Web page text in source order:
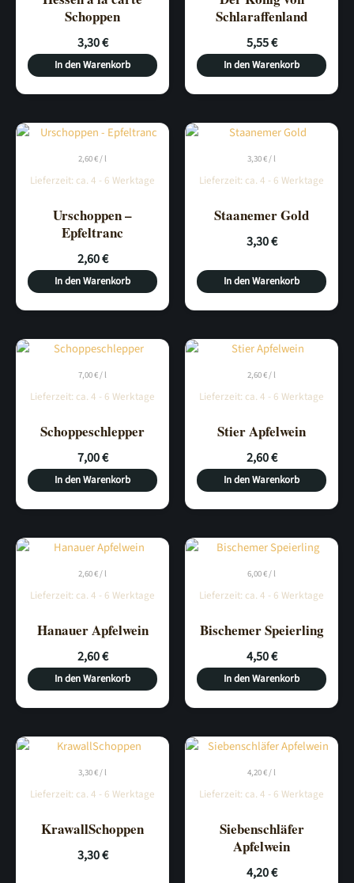
Schoppen
3,30€
In den Warenkorb
Schlaraffenland
5,55€
In den Warenkorb
2,60€/ l
Lieferzeit: ca. 4 - 6 Werktage
Urschoppen –
Epfeltranc
2,60€
In den Warenkorb
3,30€/ l
Lieferzeit: ca. 4 - 6 Werktage
Staanemer Gold
3,30€
In den Warenkorb
7,00€/ l
Lieferzeit: ca. 4 - 6 Werktage
Schoppeschlepper
7,00€
In den Warenkorb
2,60€/ l
Lieferzeit: ca. 4 - 6 Werktage
Stier Apfelwein
2,60€
In den Warenkorb
2,60€/ l
Lieferzeit: ca. 4 - 6 Werktage
Hanauer Apfelwein
2,60€
In den Warenkorb
6,00€/ l
Lieferzeit: ca. 4 - 6 Werktage
Bischemer Speierling
4,50€
In den Warenkorb
3,30€/ l
Lieferzeit: ca. 4 - 6 Werktage
KrawallSchoppen
3,30€
4,20€/ l
Lieferzeit: ca. 4 - 6 Werktage
Siebenschläfer
Apfelwein
4,20€